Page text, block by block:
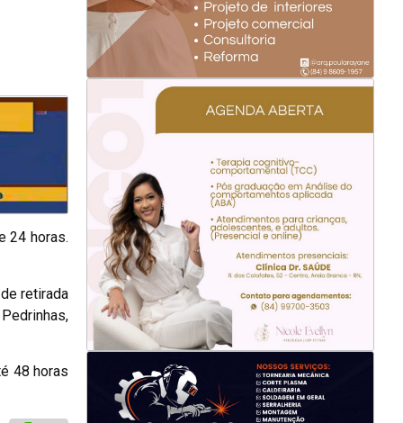
24 horas.
retirada
48 horas